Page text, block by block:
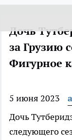
Дочь
за Грузию
Фигурное
5 июня 2023
Дочь
следующего